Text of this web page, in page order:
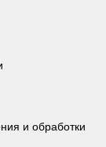
и обработки